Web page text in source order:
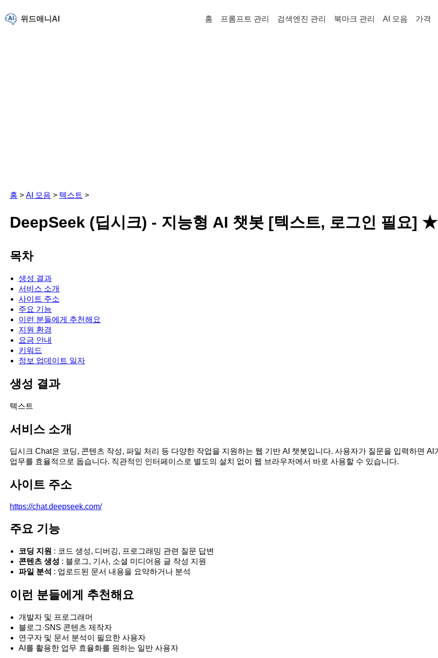
위드애니AI 홈 프롬프트 관리 검색엔진 관리 북마크 관리 AI 모음 가격
홈 > AI 모음 > 텍스트 >
DeepSeek (딥시크) - 지능형 AI 챗봇 [텍스트, 로그인 필요]
목차
생성 결과
서비스 소개
사이트 주소
주요 기능
이런 분들에게 추천해요
지원 환경
요금 안내
키워드
정보 업데이트 일자
생성 결과
텍스트
서비스 소개
딥시크 Chat은 코딩, 콘텐츠 작성, 파일 처리 등 다양한 작업을 지원하는 웹 기반 AI 챗봇입니다. 사용자가 질문을 입력하면
업무를 효율적으로 돕습니다. 직관적인 인터페이스로 별도의 설치 없이 웹 브라우저에서 바로 사용할 수 있습니다.
사이트 주소
https://chat.deepseek.com/
주요 기능
코딩 지원 : 코드 생성, 디버깅, 프로그래밍 관련 질문 답변
콘텐츠 생성 : 블로그, 기사, 소셜 미디어용 글 작성 지원
파일 분석 : 업로드된 문서 내용을 요약하거나 분석
이런 분들에게 추천해요
개발자 및 프로그래머
블로그·SNS 콘텐츠 제작자
연구자 및 문서 분석이 필요한 사용자
AI를 활용한 업무 효율화를 원하는 일반 사용자